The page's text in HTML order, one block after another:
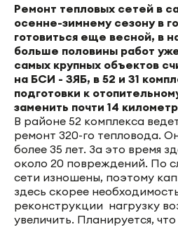
Ремонт тепловых сетей в
осенне-зимнему сезону в
готовиться еще весной, в
больше половины работ
самых крупных объектов
на БСИ - ЗЯБ, в 52 и 31
подготовки к
заменить почти 14
В районе 52 комплекса
ремонт 320-го тепловода.
более 35 лет. За это время
около 20 повреждений. По
сети изношены, поэтому
здесь скорее
реконструкции нагрузку
увеличить. Планируется,